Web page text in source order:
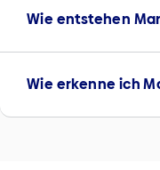
Wie entstehen
Wie erkenne ich